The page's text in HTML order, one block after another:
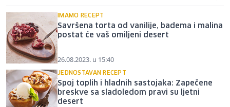
IMAMO RECEPT
Savršena torta od vanilije, badema i malina
postat će vaš omiljeni desert
26.08.2023. u 15:40
JEDNOSTAVAN RECEPT
Spoj toplih i hladnih sastojaka: Zapečene
breskve sa sladoledom pravi su ljetni
desert